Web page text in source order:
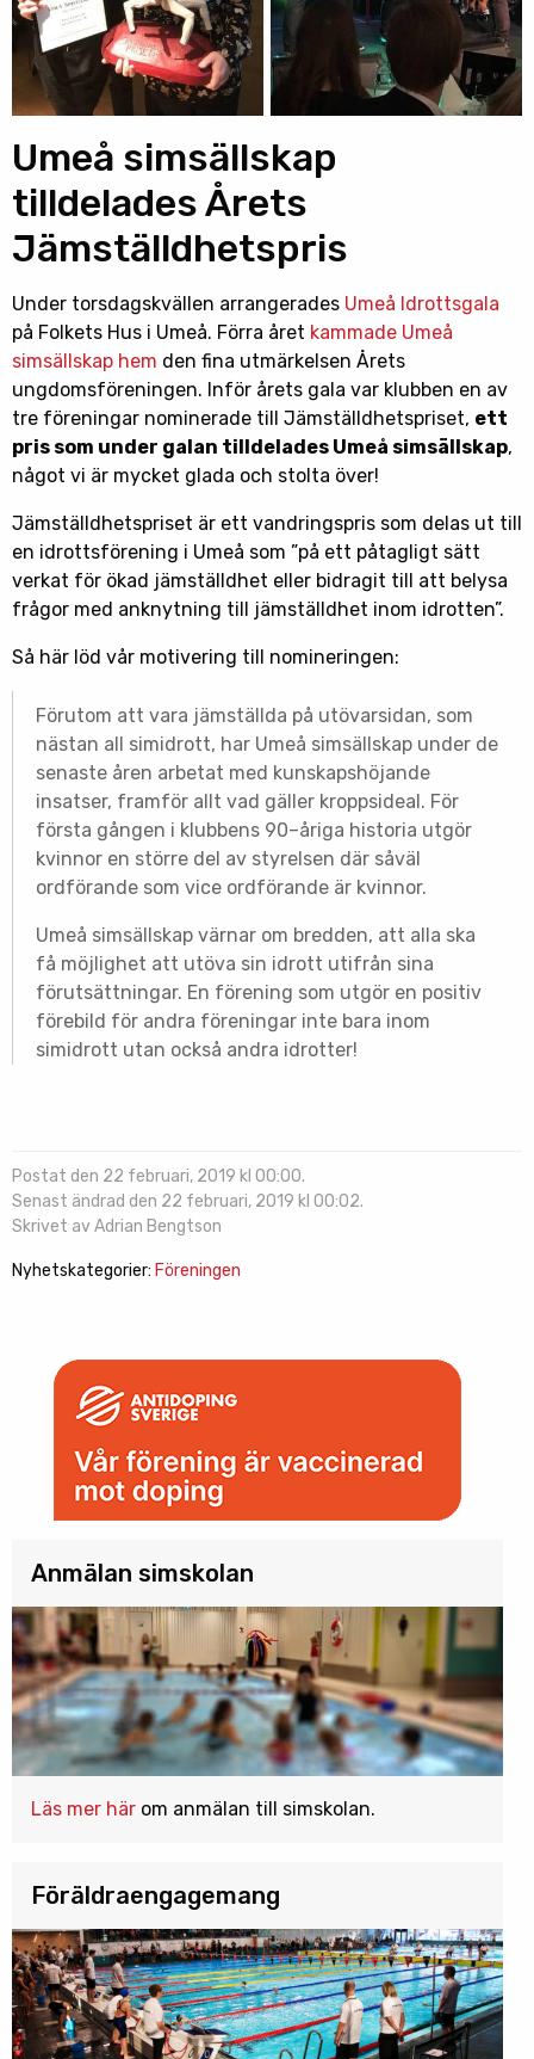
Umeå simsällskap
tilldelades Årets
Jämställdhetspris
Under torsdagskvällen arrangerades Umeå Idrottsgala
på Folkets Hus i Umeå. Förra året kammade Umeå
simsällskap hem den fina utmärkelsen Årets
ungdomsföreningen. Inför årets gala var klubben en av
tre föreningar nominerade till Jämställdhetspriset, ett
pris som under galan tilldelades Umeå simsällskap,
något vi är mycket glada och stolta över!
Jämställdhetspriset är ett vandringspris som delas ut till
en idrottsförening i Umeå som ”på ett påtagligt sätt
verkat för ökad jämställdhet eller bidragit till att belysa
frågor med anknytning till jämställdhet inom idrotten”.
Så här löd vår motivering till nomineringen:
Förutom att vara jämställda på utövarsidan, som
nästan all simidrott, har Umeå simsällskap under de
senaste åren arbetat med kunskapshöjande
insatser, framför allt vad gäller kroppsideal. För
första gången i klubbens 90–åriga historia utgör
kvinnor en större del av styrelsen där såväl
ordförande som vice ordförande är kvinnor.
Umeå simsällskap värnar om bredden, att alla ska
få möjlighet att utöva sin idrott utifrån sina
förutsättningar. En förening som utgör en positiv
förebild för andra föreningar inte bara inom
simidrott utan också andra idrotter!
Postat den 22 februari, 2019 kl 00:00.
Senast ändrad den 22 februari, 2019 kl 00:02.
Skrivet av Adrian Bengtson
Nyhetskategorier: Föreningen
Anmälan simskolan
Läs mer här om anmälan till simskolan.
Föräldraengagemang